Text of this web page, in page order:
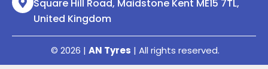
Square Hill Road, Maidstone Kent ME15 7TL,
United Kingdom
© 2026 | AN Tyres | All rights reserved.